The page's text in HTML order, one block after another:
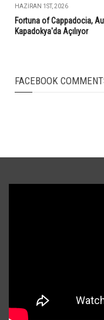
HAZIRAN 1ST, 2026
Fortuna of Cappadocia,
Kapadokya'da Açılıyor
FACEBOOK